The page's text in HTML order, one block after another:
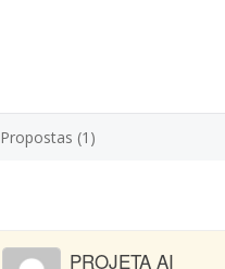
Propostas (1)
PROJETA AI